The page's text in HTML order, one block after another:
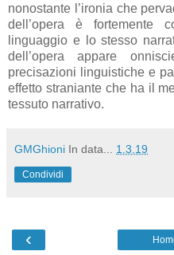
nonostante l’ironia che
dell’opera è fortemente
linguaggio e lo stesso
dell’opera appare
precisazioni linguistiche e
effetto straniante che ha il
tessuto narrativo.
GMGhioni In data... 1.3.19
Condividi
‹